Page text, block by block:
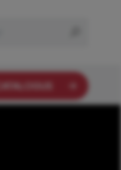
CATALOGUS